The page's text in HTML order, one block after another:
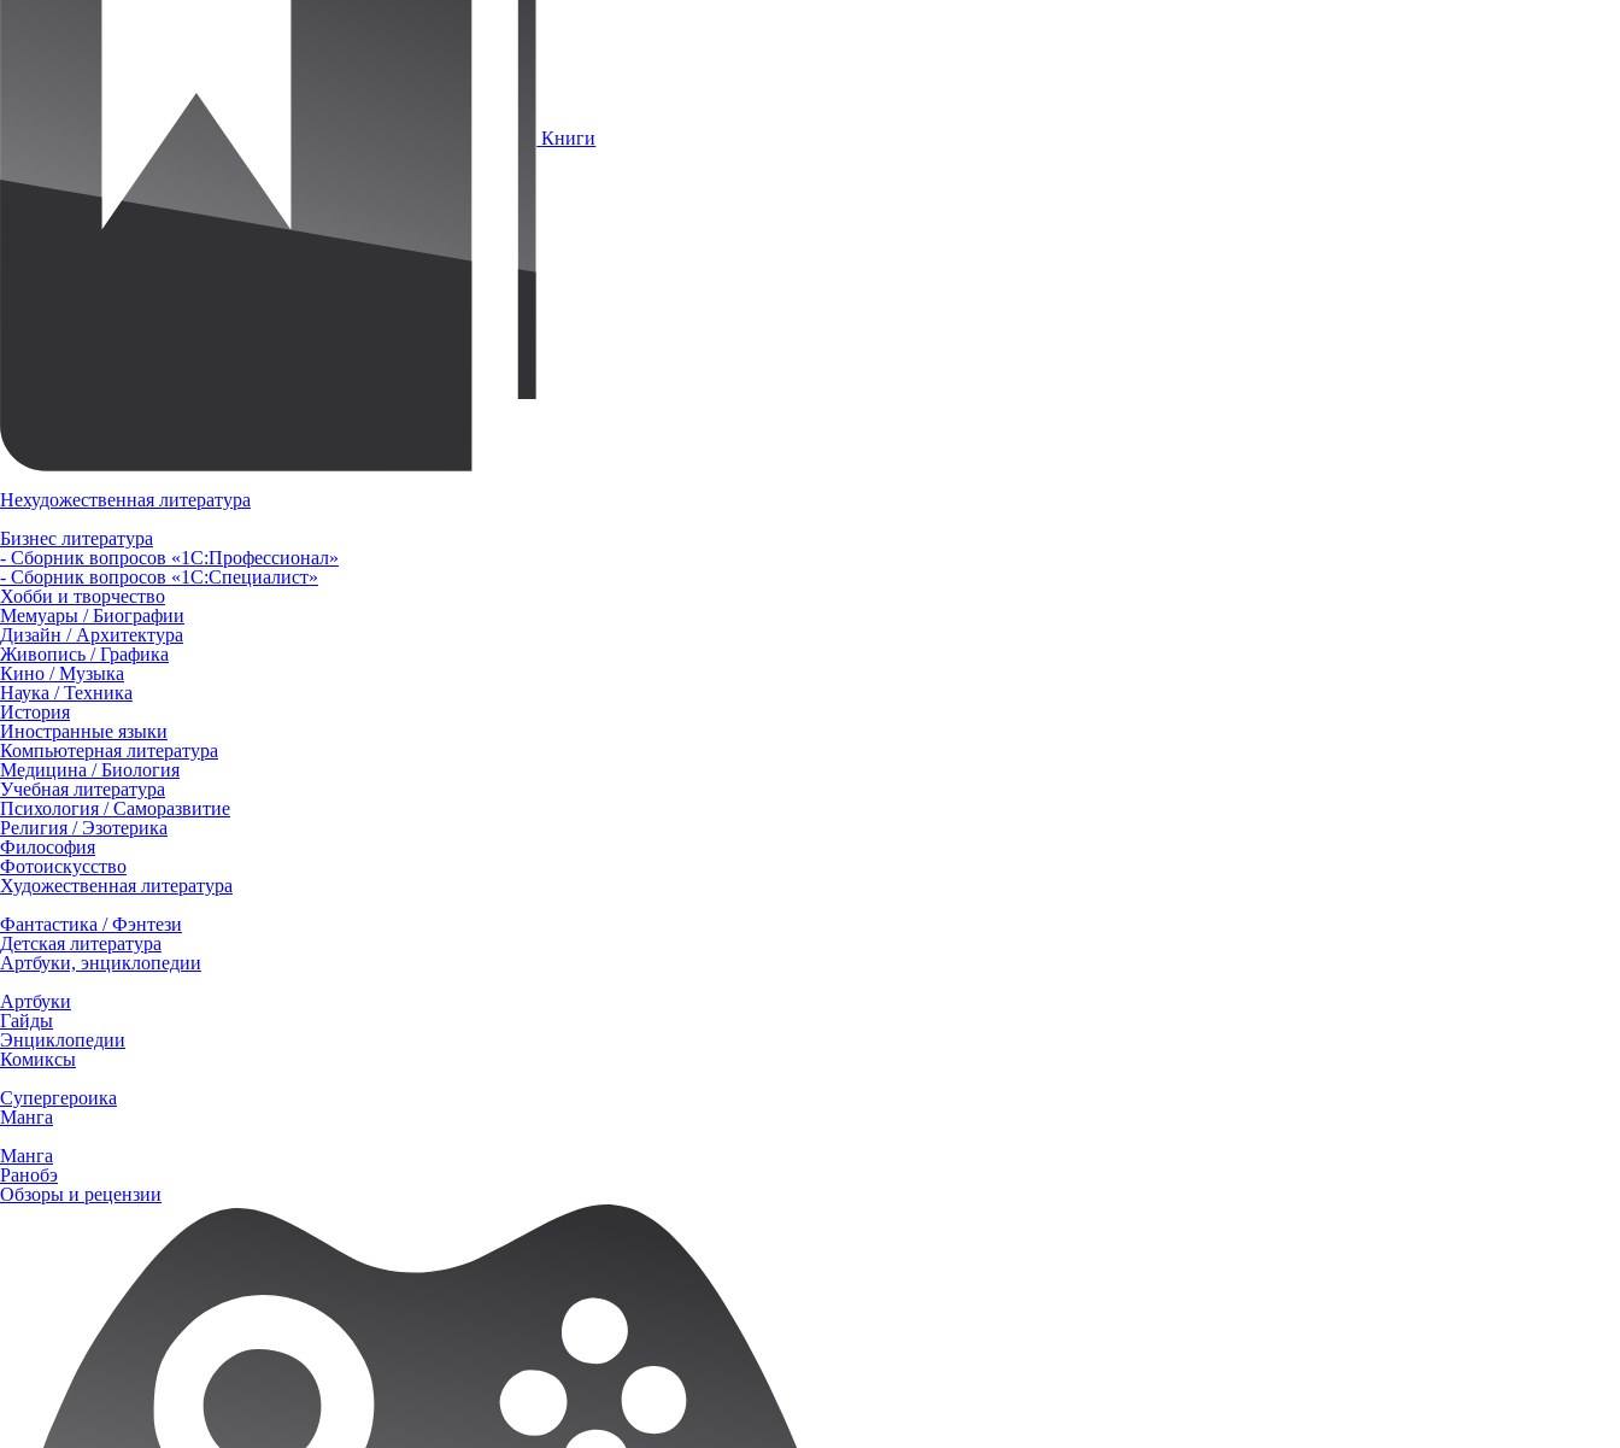
Книги
Нехудожественная литература
Бизнес литература
- Сборник вопросов «1С:Профессионал»
- Сборник вопросов «1С:Специалист»
Хобби и творчество
Мемуары / Биографии
Дизайн / Архитектура
Живопись / Графика
Кино / Музыка
Наука / Техника
История
Иностранные языки
Компьютерная литература
Медицина / Биология
Учебная литература
Психология / Саморазвитие
Религия / Эзотерика
Философия
Фотоискусство
Художественная литература
Фантастика / Фэнтези
Детская литература
Артбуки, энциклопедии
Артбуки
Гайды
Энциклопедии
Комиксы
Супергероика
Манга
Манга
Ранобэ
Обзоры и рецензии